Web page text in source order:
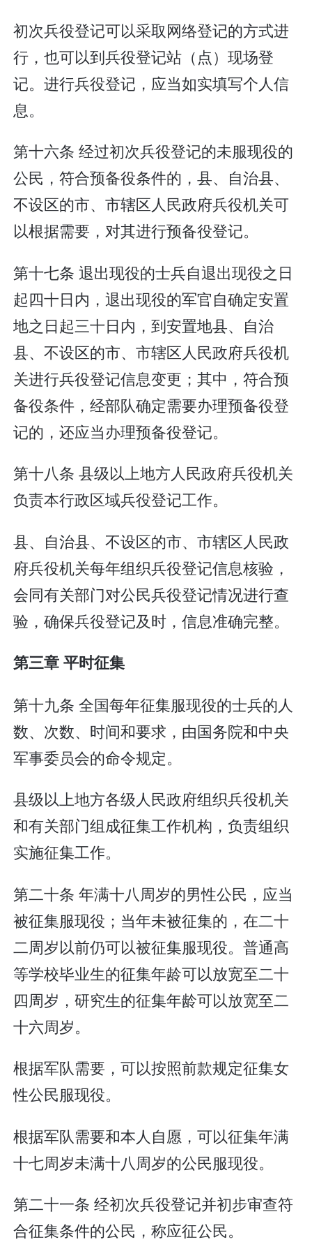
初次兵役登记可以采取网络登记的方式进
行，也可以到兵役登记站（点）现场登
记。进行兵役登记，应当如实填写个人信
息。
第十六条 经过初次兵役登记的未服现役的
公民，符合预备役条件的，县、自治县、
不设区的市、市辖区人民政府兵役机关可
以根据需要，对其进行预备役登记。
第十七条 退出现役的士兵自退出现役之日
起四十日内，退出现役的军官自确定安置
地之日起三十日内，到安置地县、自治
县、不设区的市、市辖区人民政府兵役机
关进行兵役登记信息变更；其中，符合预
备役条件，经部队确定需要办理预备役登
记的，还应当办理预备役登记。
第十八条 县级以上地方人民政府兵役机关
负责本行政区域兵役登记工作。
县、自治县、不设区的市、市辖区人民政
府兵役机关每年组织兵役登记信息核验，
会同有关部门对公民兵役登记情况进行查
验，确保兵役登记及时，信息准确完整。
第三章 平时征集
第十九条 全国每年征集服现役的士兵的人
数、次数、时间和要求，由国务院和中央
军事委员会的命令规定。
县级以上地方各级人民政府组织兵役机关
和有关部门组成征集工作机构，负责组织
实施征集工作。
第二十条 年满十八周岁的男性公民，应当
被征集服现役；当年未被征集的，在二十
二周岁以前仍可以被征集服现役。普通高
等学校毕业生的征集年龄可以放宽至二十
四周岁，研究生的征集年龄可以放宽至二
十六周岁。
根据军队需要，可以按照前款规定征集女
性公民服现役。
根据军队需要和本人自愿，可以征集年满
十七周岁未满十八周岁的公民服现役。
第二十一条 经初次兵役登记并初步审查符
合征集条件的公民，称应征公民。